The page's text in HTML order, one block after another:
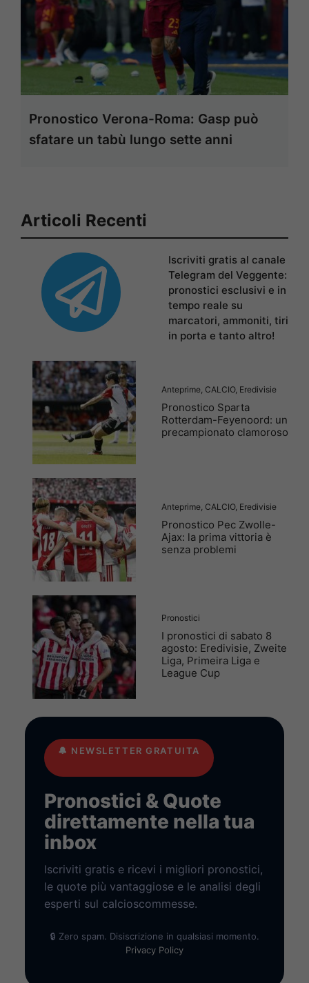
Pronostico Verona-Roma: Gasp può
sfatare un tabù lungo sette anni
Articoli Recenti
Iscriviti gratis al canale
Telegram del Veggente:
pronostici esclusivi e in
tempo reale su
marcatori, ammoniti, tiri
in porta e tanto altro!
Anteprime CALCIO, Eredivisie
Pronostico Sparta
Rotterdam-Feyenoord: un
precampionato clamoroso
Anteprime CALCIO, Eredivisie
Pronostico Pec Zwolle-
Ajax: la prima vittoria è
senza problemi
Pronostici
I pronostici di sabato 8
agosto: Eredivisie, Zweite
Liga, Primeira Liga e
League Cup
🔔 NEWSLETTER GRATUITA
Pronostici & Quote
direttamente nella tua
inbox
Iscriviti gratis e ricevi i migliori pronostici,
le quote più vantaggiose e le analisi degli
esperti sul calcioscommesse.
🔒 Zero spam. Disiscrizione in qualsiasi momento.
Privacy Policy